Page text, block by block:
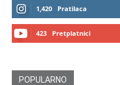
1,420 Pratilaca
423 Pretplatnici
POPULARNO